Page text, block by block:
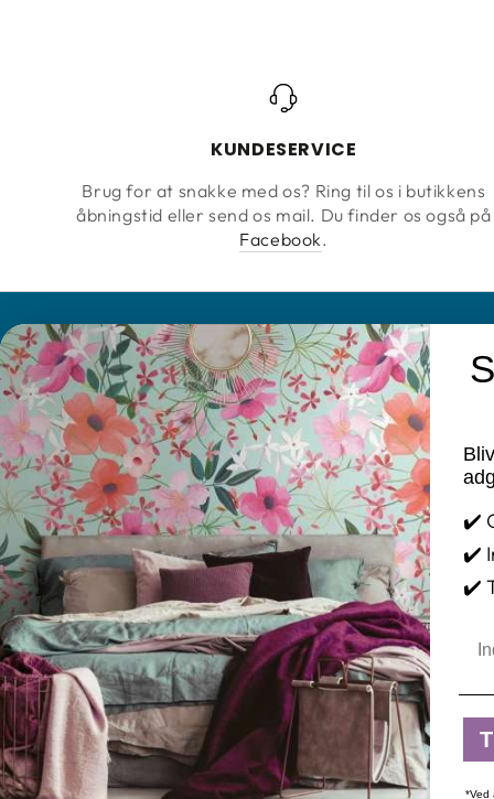
KUNDESERVICE
Brug for at snakke med os? Ring til os i butikkens
åbningstid eller send os mail. Du finder os også på
Facebook.
KONTAKT
Farvebuen Annette Jensen
Tlf. 25 78 11 48
Mail: info@tapetogkunst.dk
Adresse: Møllegade 2 – 4100 Ringsted
CVR-nr.: 14411909
Åbningstider:
Mandag- torsdag 09.00-17.30
Fredag 09.00-18.00
Lørdag 09.00-14.00
INFORMATION
Brands
Cookie og
FAQ
Kontakt
Rundtur i
Fortryd køb
✔️
✔️
✔️
*Ved